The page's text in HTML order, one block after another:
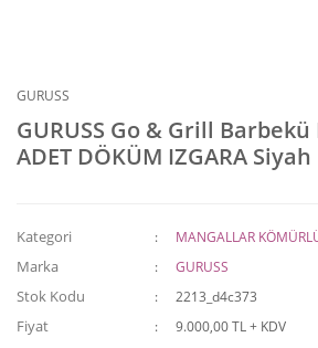
GURUSS
GURUSS Go & Grill
ADET DÖKÜM IZGARA Siyah
Kategori MANGALLAR
Marka GURUSS
Stok Kodu 2213_d4c373
Fiyat
9.000,00 TL + KDV